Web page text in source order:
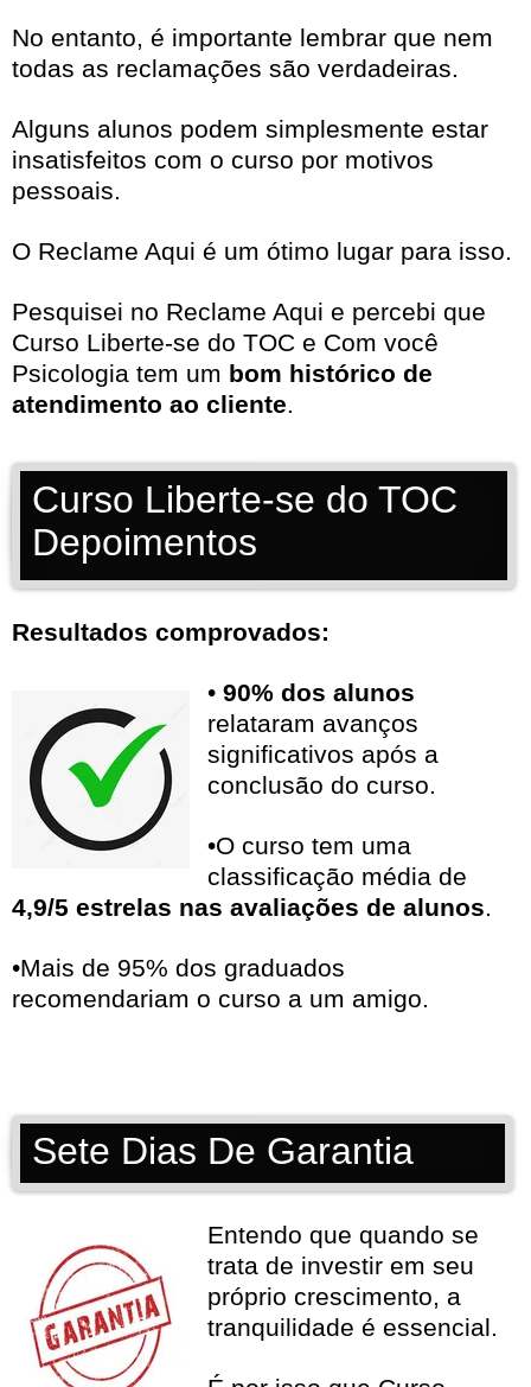
No entanto, é importante lembrar que nem
todas as reclamações são verdadeiras.
Alguns alunos podem simplesmente estar
insatisfeitos com o curso por motivos
pessoais.
O Reclame Aqui é um ótimo lugar para isso.
Pesquisei no Reclame Aqui e percebi que
Curso Liberte-se do TOC e Com você
Psicologia tem um bom histórico de
atendimento ao cliente.
Curso Liberte-se do TOC
Depoimentos
Resultados comprovados:
• 90% dos alunos
relataram avanços
significativos após a
conclusão do curso.
•O curso tem uma
classificação média de
4,9/5 estrelas nas avaliações de alunos.
•Mais de 95% dos graduados
recomendariam o curso a um amigo.
Sete Dias De Garantia
Entendo que quando se
trata de investir em seu
próprio crescimento, a
tranquilidade é essencial.